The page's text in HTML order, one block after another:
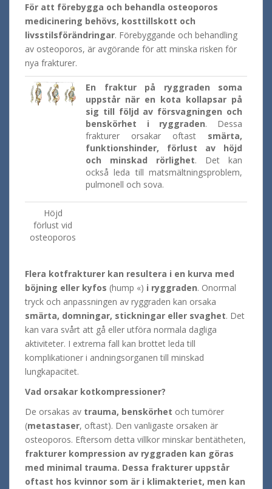
För att förebygga och behandla osteoporos
medicinering behövs, kosttillskott och
livsstilsförändringar. Förebyggande och behandling
av osteoporos, är avgörande för att minska risken för
nya frakturer.
En fraktur på ryggraden soma
uppstår när en kota kollapsar på
sig till följd av försvagningen och
benskörhet i ryggraden. Dessa
frakturer orsakar oftast smärta,
funktionshinder, förlust av höjd
och minskad rörlighet. Det kan
också leda till matsmältningsproblem,
pulmonell och sova.
Höjd
förlust vid
osteoporos
Flera kotfrakturer kan resultera i en kurva med
böjning eller kyfos (hump «) i ryggraden. Onormal
tryck och anpassningen av ryggraden kan orsaka
smärta, domningar, stickningar eller svaghet. Det
kan vara svårt att gå eller utföra normala dagliga
aktiviteter. I extrema fall kan brottet leda till
komplikationer i andningsorganen till minskad
lungkapacitet.
Vad orsakar kotkompressioner?
De orsakas av trauma, benskörhet och tumörer
(metastaser, oftast). Den vanligaste orsaken är
osteoporos. Eftersom detta villkor minskar bentätheten,
frakturer kompression av ryggraden kan göras
med minimal trauma. Dessa frakturer uppstår
oftast hos kvinnor som är i klimakteriet, men kan